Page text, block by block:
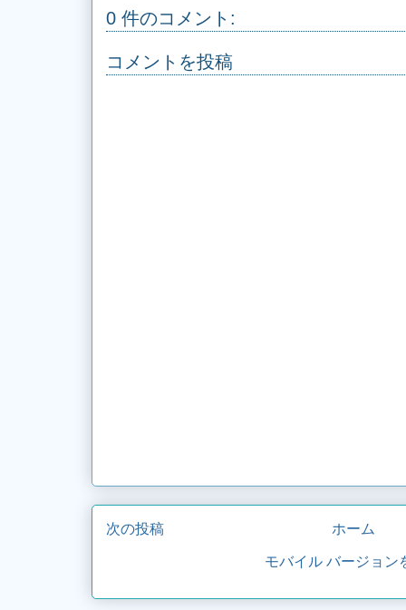
0 件のコメント:
コメントを投稿
次の投稿 ホーム
モバイル バージョン